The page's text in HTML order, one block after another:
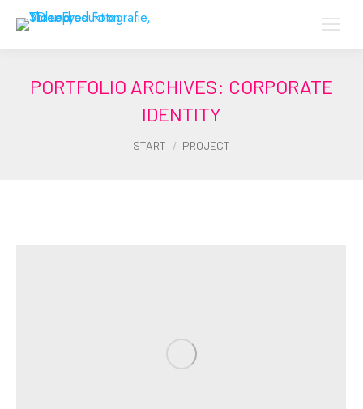
PORTFOLIO ARCHIVES: CORPORATE
IDENTITY
START PROJECT